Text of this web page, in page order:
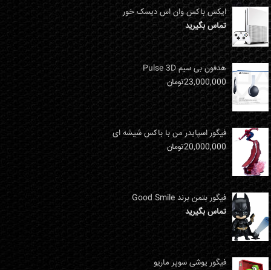
ایکس باکس وان اس دیسک خور
تماس بگیرید
هدفون بی سیم Pulse 3D
23,000,000تومان
فیگور اسپایدر من با باکس شیشه ای
20,000,000تومان
فیگور بتمن برند Good Smile
تماس بگیرید
فیگور یوشی سوپر ماریو